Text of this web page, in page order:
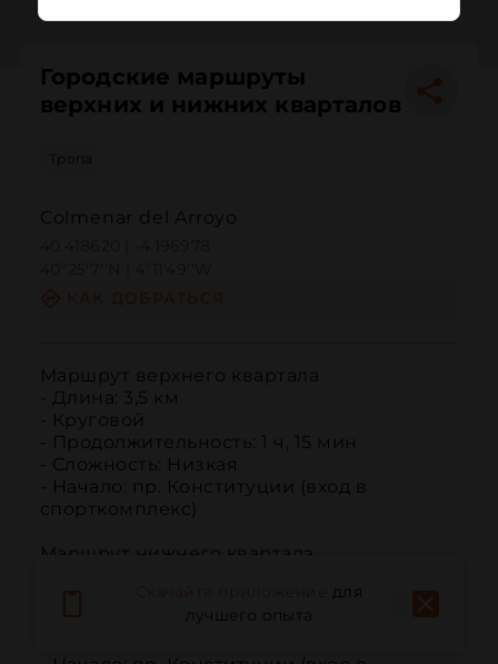
Городские маршруты
верхних и нижних кварталов
Тропа
Colmenar del Arroyo
Маршрут верхнего квартала
- Длина: 3,5 км
- Круговой
- Продолжительность: 1 ч, 15 мин
- Сложность: Низкая
- Начало: пр. Конституции (вход в
спорткомплекс)
Маршрут нижнего квартала
- Продолжительность: 1 ч
для
лучшего опыта